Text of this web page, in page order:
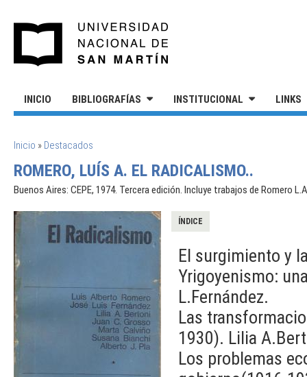
INICIO BIBLIOGRAFÍAS INSTITUCIONAL LINKS
SE ENCUENTRA USTED AQUÍ
Inicio » Destacados
ROMERO, LUÍS A. EL RADICALISMO..
Buenos Aires: CEPE, 1974. Tercera edición. Incluye trabajos de Romero
ÍNDICE
El surgimiento y
Yrigoyenismo:
L.Fernández.
Las
1930). Lilia
Los problemas